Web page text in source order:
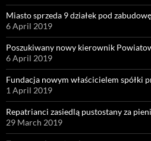
Miasto sprzeda 9 działek pod
6 April 2019
Poszukiwany nowy kierownik
6 April 2019
Fundacja nowym właścicielem spółki
1 April 2019
Repatrianci zasiedlą pustostany za
29 March 2019